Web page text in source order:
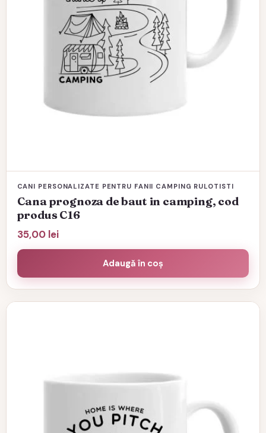
CANI PERSONALIZATE PENTRU FANII CAMPING RULOTISTI
Cana prognoza de baut in camping, cod
produs C16
35,00 lei
Adaugă în coș